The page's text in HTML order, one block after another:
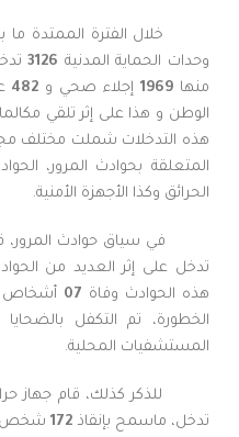
خلال الفترة الممتدة ما
وحدات الحماية المدنية 3126
منها1969 إجلاء صحي و 482
الوطن و هذا على إثر تلقي
هذه التدخلات شملت مختلف
المتعلقة بحوادث المرور،
الحرائق وكذا الأجهزة الأمنية.
في سياق حوادث المرور،
تدخل على إثر العديد من
هذه الحوادث وفاة 07 أشخاص
الخطورة، تم التكفل
المستشفيات المحلية.
للذكر كذلك، قام جهاز
تدخل، ماسمح بإنقاذ172 شخص